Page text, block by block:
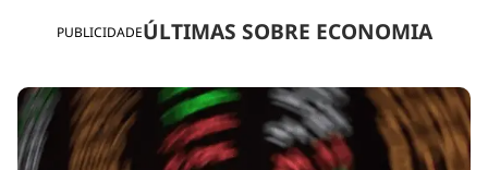
PUBLICIDADEÚLTIMAS SOBRE ECONOMIA